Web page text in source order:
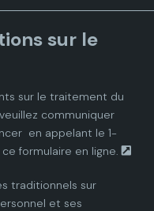
a
d
a
n
P
a
d
a
n
P
sur le
sur le traitement du
communiquer
en appelant le 1-
formulaire en ligne.
traditionnels sur
et ses